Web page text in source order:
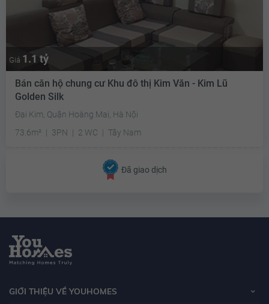
Giá 1.1 tỷ
Bán căn hộ chung cư Khu đô thị Kim Văn - Kim Lũ
Golden Silk
Đại Kim, Quận Hoàng Mai, Hà Nội
73.6m²
3PN 2 WC Tây Nam
Đã giao dịch
GIỚI THIỆU VỀ YOUHOMES